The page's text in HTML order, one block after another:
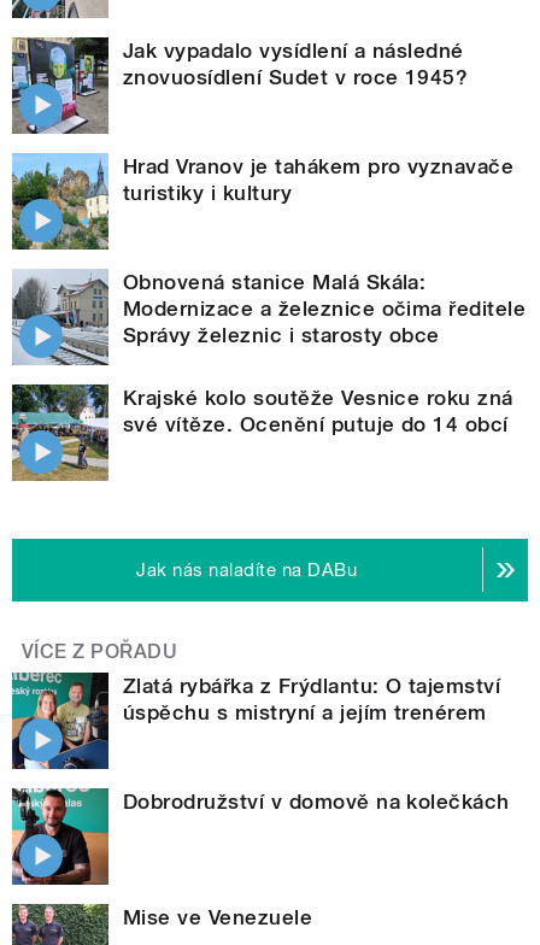
Jak vypadalo vysídlení a následné
znovuosídlení Sudet v roce 1945?
Hrad Vranov je tahákem pro vyznavače
turistiky i kultury
Obnovená stanice Malá Skála:
Modernizace a železnice očima ředitele
Správy železnic i starosty obce
Krajské kolo soutěže Vesnice roku zná
své vítěze. Ocenění putuje do 14 obcí
Jak nás naladíte na DABu
VÍCE Z POŘADU
Zlatá rybářka z Frýdlantu: O tajemství
úspěchu s mistryní a jejím trenérem
Dobrodružství v domově na kolečkách
Mise ve Venezuele